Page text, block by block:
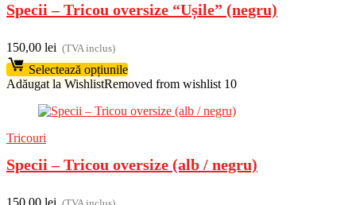
Specii – Tricou oversize “Ușile” (negru)
150,00 lei (TVA inclus)
Selectează opțiunile
Adăugat la WishlistRemoved from wishlist 10
Tricouri
Specii – Tricou oversize (alb / negru)
150,00 lei